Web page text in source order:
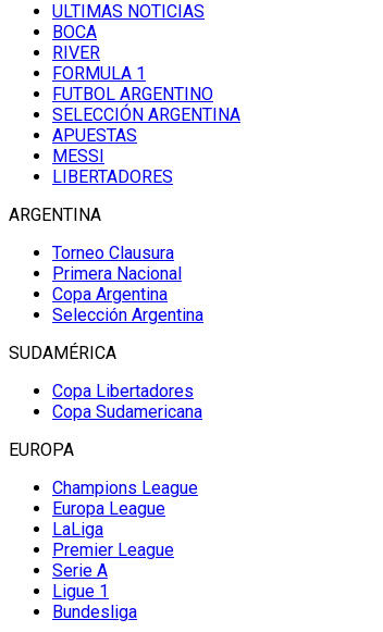
ULTIMAS NOTICIAS
BOCA
RIVER
FORMULA 1
FUTBOL ARGENTINO
SELECCIÓN ARGENTINA
APUESTAS
MESSI
LIBERTADORES
ARGENTINA
Torneo Clausura
Primera Nacional
Copa Argentina
Selección Argentina
SUDAMÉRICA
Copa Libertadores
Copa Sudamericana
EUROPA
Champions League
Europa League
LaLiga
Premier League
Serie A
Ligue 1
Bundesliga